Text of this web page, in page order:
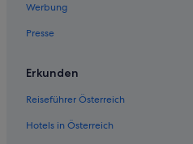
Werbung
Presse
Erkunden
Reiseführer Österreich
Hotels in Österreich